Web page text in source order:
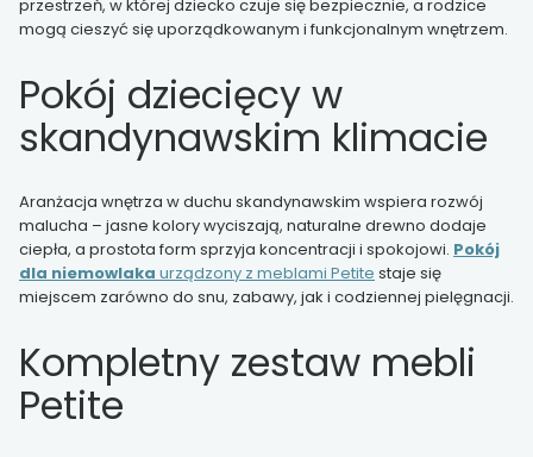
przestrzeń, w której dziecko czuje się bezpiecznie, a rodzice
mogą cieszyć się uporządkowanym i funkcjonalnym wnętrzem.
Pokój dziecięcy w
skandynawskim klimacie
Aranżacja wnętrza w duchu skandynawskim wspiera rozwój
malucha – jasne kolory wyciszają, naturalne drewno dodaje
ciepła, a prostota form sprzyja koncentracji i spokojowi. Pokój
dla niemowlaka urządzony z meblami Petite staje się
miejscem zarówno do snu, zabawy, jak i codziennej pielęgnacji.
Kompletny zestaw mebli
Petite